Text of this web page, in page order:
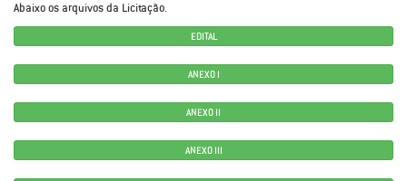
Abaixo os arquivos da Licitação.
EDITAL
ANEXO I
ANEXO II
ANEXO III